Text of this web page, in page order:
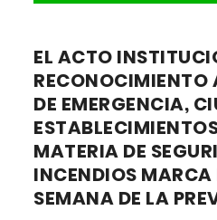
EL ACTO
RECONOCIMIENTO
DE EMERGENCIA,
MATERIA DE
INCENDIOS MARCA
SEMANA DE LA